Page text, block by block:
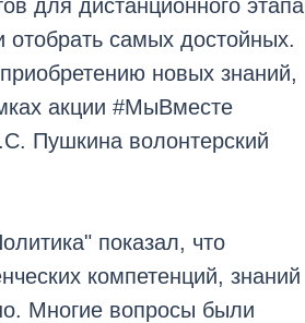
для дистанционного этапа
отобрать самых достойных.
новых знаний,
акции #МыВместе
Пушкина волонтерский
показал, что
компетенций, знаний
Многие вопросы были